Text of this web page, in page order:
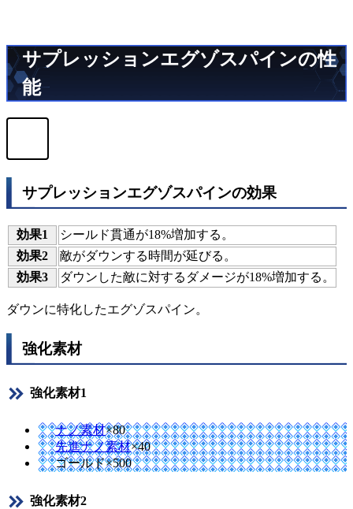
サプレッションエグゾスパインの性
能
サプレッションエグゾスパインの効果
効果1
シールド貫通が18%増加する。
効果2
敵がダウンする時間が延びる。
効果3
ダウンした敵に対するダメージが18%増加する。
ダウンに特化したエグゾスパイン。
強化素材
強化素材1
ナノ素材×80
先進ナノ素材×40
ゴールド×500
強化素材2